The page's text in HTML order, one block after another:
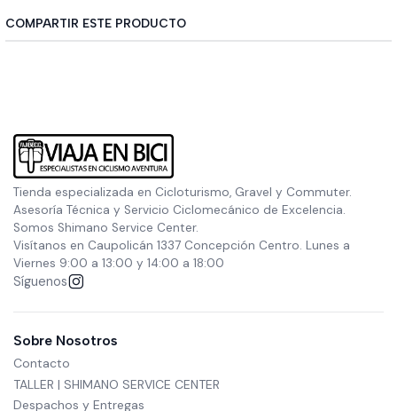
COMPARTIR ESTE PRODUCTO
Tienda especializada en Cicloturismo, Gravel y Commuter.
Asesoría Técnica y Servicio Ciclomecánico de Excelencia.
Somos Shimano Service Center.
Visítanos en Caupolicán 1337 Concepción Centro. Lunes a
Viernes 9:00 a 13:00 y 14:00 a 18:00
Síguenos
Sobre Nosotros
Contacto
TALLER | SHIMANO SERVICE CENTER
Despachos y Entregas